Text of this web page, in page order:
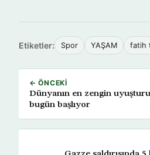
Etiketler: Spor YAŞAM fatih
← ÖNCEKI
Dünyanın en zengin
bugün başlıyor